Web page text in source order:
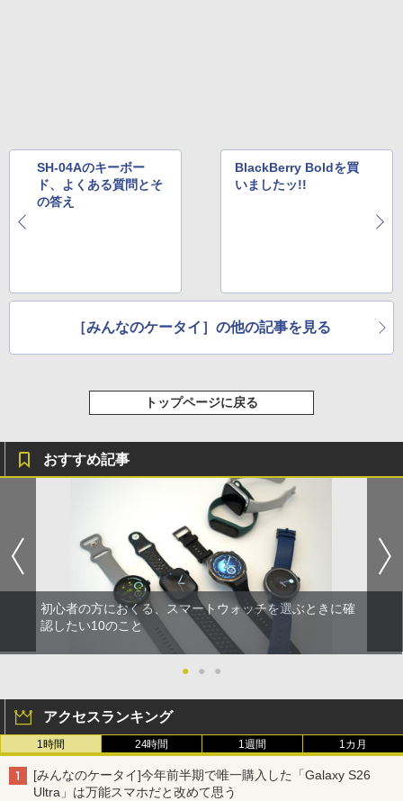
SH-04Aのキーボー
ド、よくある質問とそ
の答え
BlackBerry Boldを買
いましたッ!!
［みんなのケータイ］の他の記事を見る
トップページに戻る
おすすめ記事
初心者の方におくる、スマートウォッチを選ぶときに確
認したい10のこと
● ● ●
アクセスランキング
1時間 24時間 1週間 1カ月
[みんなのケータイ]今年前半期で唯一購入した「Galaxy S26
Ultra」は万能スマホだと改めて思う